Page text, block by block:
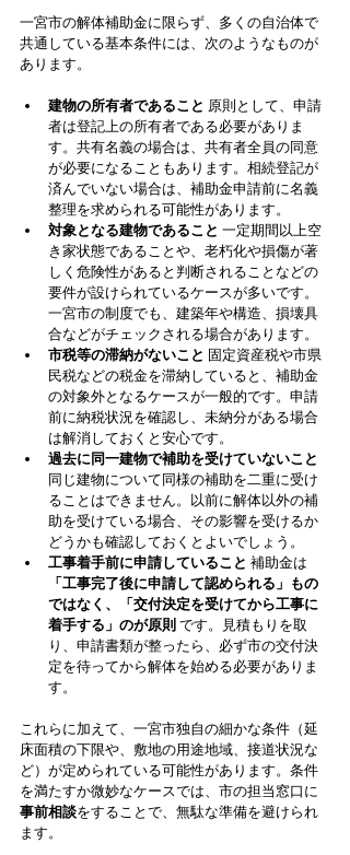
一宮市の解体補助金に限らず、多くの自治体で
共通している基本条件には、次のようなものが
あります。
建物の所有者であること 原則として、申請
者は登記上の所有者である必要がありま
す。共有名義の場合は、共有者全員の同意
が必要になることもあります。相続登記が
済んでいない場合は、補助金申請前に名義
整理を求められる可能性があります。
対象となる建物であること 一定期間以上空
き家状態であることや、老朽化や損傷が著
しく危険性があると判断されることなどの
要件が設けられているケースが多いです。
一宮市の制度でも、建築年や構造、損壊具
合などがチェックされる場合があります。
市税等の滞納がないこと 固定資産税や市県
民税などの税金を滞納していると、補助金
の対象外となるケースが一般的です。申請
前に納税状況を確認し、未納分がある場合
は解消しておくと安心です。
過去に同一建物で補助を受けていないこと
同じ建物について同様の補助を二重に受け
ることはできません。以前に解体以外の補
助を受けている場合、その影響を受けるか
どうかも確認しておくとよいでしょう。
工事着手前に申請していること 補助金は
「工事完了後に申請して認められる」もの
ではなく、「交付決定を受けてから工事に
着手する」のが原則 です。見積もりを取
り、申請書類が整ったら、必ず市の交付決
定を待ってから解体を始める必要がありま
す。
これらに加えて、一宮市独自の細かな条件（延
床面積の下限や、敷地の用途地域、接道状況な
ど）が定められている可能性があります。条件
を満たすか微妙なケースでは、市の担当窓口に
事前相談をすることで、無駄な準備を避けられ
ます。